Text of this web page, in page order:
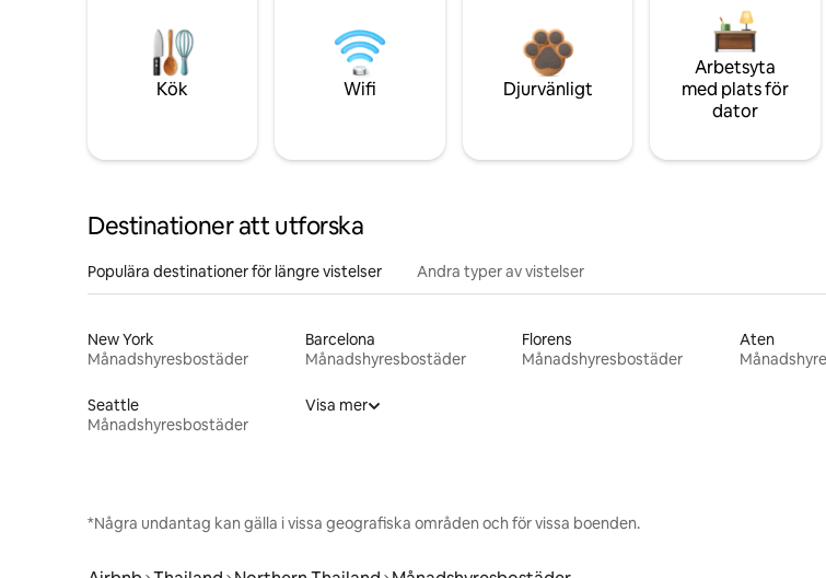
Kök Wifi Djurvänligt
Arbetsyta
med plats för
dator
Destinationer att utforska
Populära destinationer för längre vistelser Andra typer av vistelser
New York
Månadshyresbostäder
Barcelona
Månadshyresbostäder
Florens
Månadshyresbostäder
Aten
Seattle
Månadshyresbostäder
Visa mer
*Några undantag kan gälla i vissa geografiska områden och för vissa boenden.